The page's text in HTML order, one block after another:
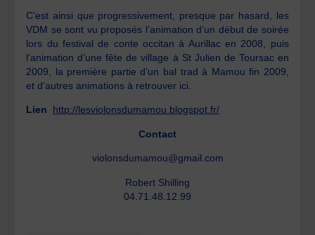
C’est ainsi que progressivement, presque par hasard, les
VDM se sont vu proposés l’animation d’un début de soirée
lors du festival de conte occitan à Aurillac en 2008, puis
l’animation d’une fête de village à St Julien de Toursac en
2009, la première partie d’un bal trad à Mamou fin 2009,
et d’autres animations à retrouver ici.
Lien http://lesviolonsdumamou.blogspot.fr/
Contact
violonsdumamou@gmail.com
Robert Shilling
04.71.48.12.99